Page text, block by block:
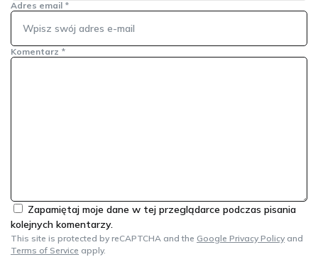
Komentarz *
Adres email *
Zapamiętaj moje dane w tej przeglądarce podczas pisania
kolejnych komentarzy.
This site is protected by reCAPTCHA and the Google Privacy Policy and
Terms of Service apply.